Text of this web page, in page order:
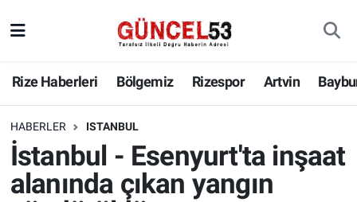
Rize Haberleri Bölgemiz Rizespor Artvin
HABERLER ISTANBUL
İstanbul - Esenyurt'ta inşaat
alanında çıkan yangın